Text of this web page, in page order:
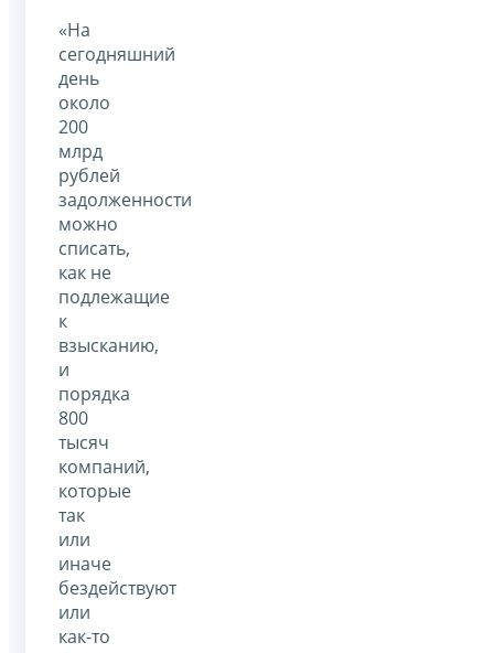
«На
сегодняшний
день
около
200
млрд
рублей
задолженности
можно
списать,
как не
подлежащие
к
взысканию,
и
порядка
800
тысяч
компаний,
которые
так
или
иначе
бездействуют
или
как-то